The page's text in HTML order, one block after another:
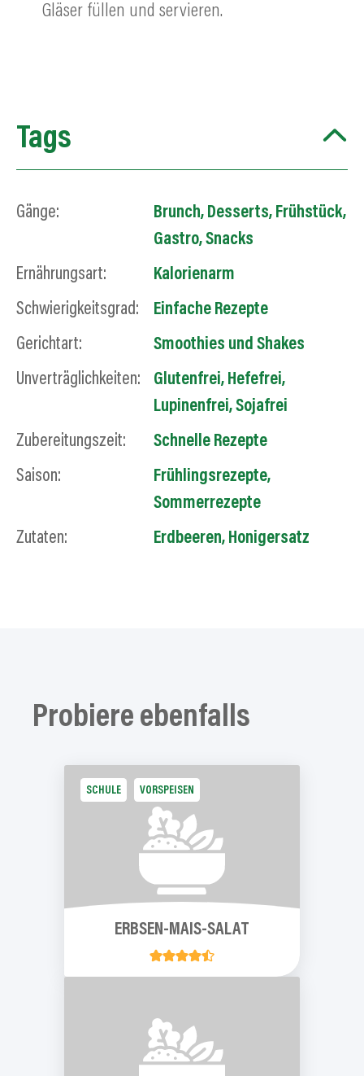
Gläser füllen und servieren.
Tags
Gänge: Brunch, Desserts, Frühstück,
Gastro,Snacks
Ernährungsart:
Kalorienarm
Schwierigkeitsgrad:
Einfache Rezepte
Gerichtart:
Smoothies und Shakes
Unverträglichkeiten:
Glutenfrei, Hefefrei,
Lupinenfrei,Sojafrei
Zubereitungszeit:
Schnelle Rezepte
Saison:
Frühlingsrezepte,
Sommerrezepte
Zutaten:
Erdbeeren, Honigersatz
Probiere ebenfalls
SCHULE VORSPEISEN
ERBSEN-MAIS-SALAT